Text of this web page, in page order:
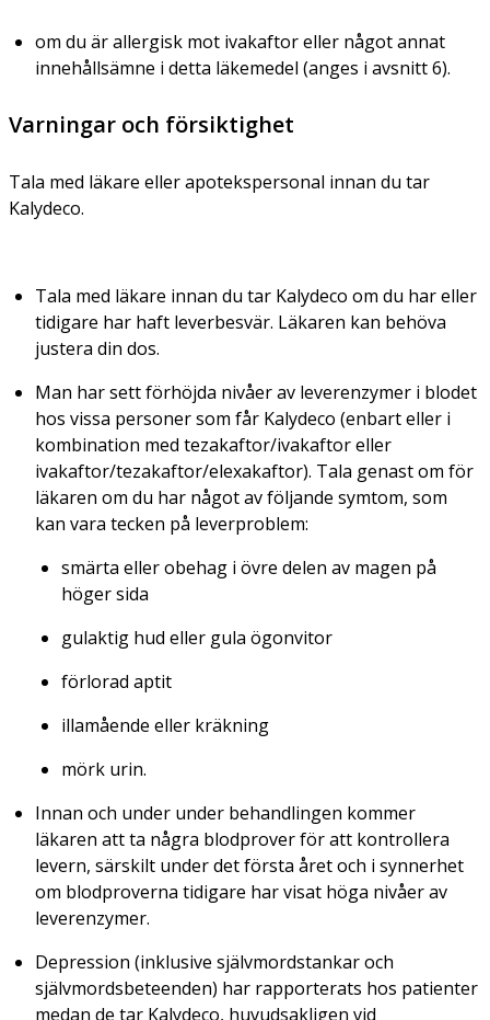
om du är allergisk mot ivakaftor eller något annat
innehållsämne i detta läkemedel (anges i avsnitt 6).
Varningar och försiktighet
Tala med läkare eller apotekspersonal innan du tar
Kalydeco.
Tala med läkare innan du tar Kalydeco om du har eller
tidigare har haft leverbesvär. Läkaren kan behöva
justera din dos.
Man har sett förhöjda nivåer av leverenzymer i blodet
hos vissa personer som får Kalydeco (enbart eller i
kombination med tezakaftor/ivakaftor eller
ivakaftor/tezakaftor/elexakaftor). Tala genast om för
läkaren om du har något av följande symtom, som
kan vara tecken på leverproblem:
smärta eller obehag i övre delen av magen på
höger sida
gulaktig hud eller gula ögonvitor
förlorad aptit
illamående eller kräkning
mörk urin.
Innan och under under behandlingen kommer
läkaren att ta några blodprover för att kontrollera
levern, särskilt under det första året och i synnerhet
om blodproverna tidigare har visat höga nivåer av
leverenzymer.
Depression (inklusive självmordstankar och
självmordsbeteenden) har rapporterats hos patienter
medan de tar Kalydeco, huvudsakligen vid